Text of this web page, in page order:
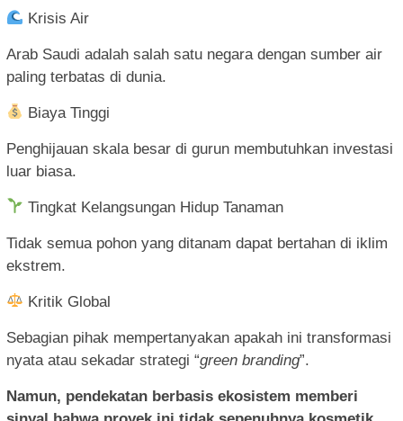
Krisis Air
Arab Saudi adalah salah satu negara dengan sumber air
paling terbatas di dunia.
Biaya Tinggi
Penghijauan skala besar di gurun membutuhkan investasi
luar biasa.
Tingkat Kelangsungan Hidup Tanaman
Tidak semua pohon yang ditanam dapat bertahan di iklim
ekstrem.
Kritik Global
Sebagian pihak mempertanyakan apakah ini transformasi
nyata atau sekadar strategi “green branding”.
Namun, pendekatan berbasis ekosistem memberi